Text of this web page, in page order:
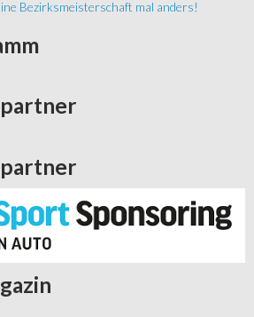
Bezirksmeisterschaft mal anders!